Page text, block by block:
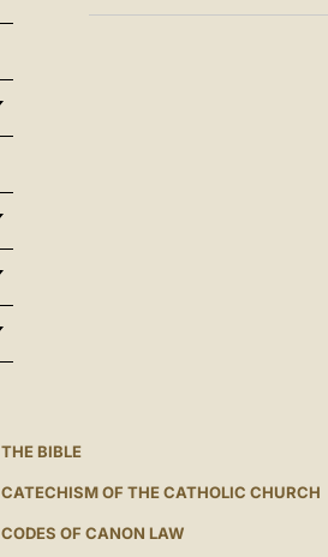
THE BIBLE
CATECHISM OF THE CATHOLIC CHURCH
CODES OF CANON LAW